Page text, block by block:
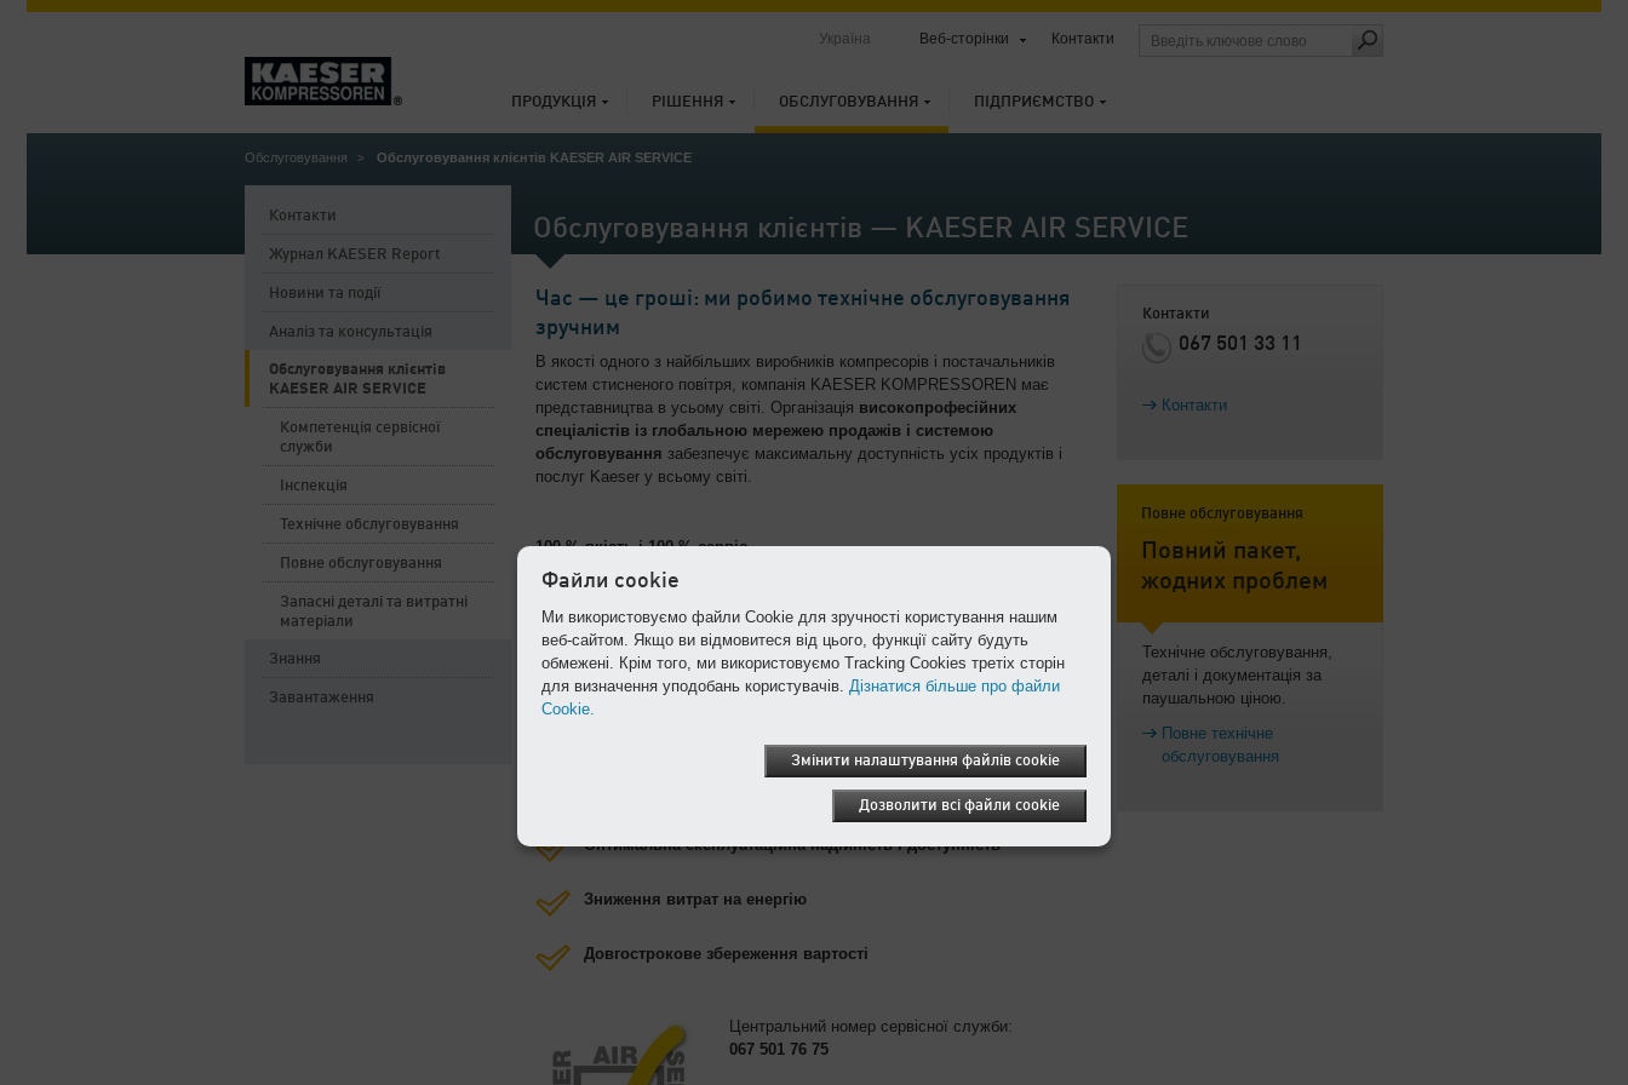
ПРОДУКЦІЯ РІШЕННЯ ОБСЛУГОВУВАННЯ ПІДПРИЄМСТВО
Україна Веб-сторінки Контакти
Обслуговування Обслуговування клієнтів KAESER AIR SERVICE
Обслуговування клієнтів — KAESER AIR SERVICE
Контакти
Журнал KAESER Report
Новини та події
Аналіз та консультація
Обслуговування клієнтів
KAESER AIR SERVICE
Компетенція сервісної
служби
Інспекція
Технічне обслуговування
Повне обслуговування
Запасні деталі та витратні
матеріали
Знання
Завантаження
Час — це гроші: ми робимо технічне обслуговування
зручним
В якості одного з найбільших виробників компресорів і постачальників
систем стисненого повітря, компанія KAESER KOMPRESSOREN має
представництва в усьому світі. Організація високопрофесійних
спеціалістів із глобальною мережею продажів і системою
обслуговування забезпечує максимальну доступність усіх продуктів і
послуг Kaeser у всьому світі.
100 % якість і 100 % сервіс
Одна з важливіших вимог до постачання стисненого повітря в
промисловості — максимальна доступність
найкращих і найефективніших компонентів лише за умови якісного
обслуговування. Високоякісне обслуговування забезпечує надійність
постачання стисненого повітря й високий рівень безпеки
виробництва.
Кваліфікований технічний персонал
Оптимальна експлуатаційна надійність і доступність
Зниження витрат на енергію
Довгострокове збереження вартості
Центральний номер сервісної служби:
067 501 76 75
Контакти
067 501 33 11
Контакти
Повне обслуговування
Повний пакет,
жодних проблем
Технічне обслуговування,
деталі і документація за
паушальною ціною.
Повне технічне
обслуговування
Файли cookie
Ми використовуємо файли Cookie для зручності користування нашим
веб-сайтом. Якщо ви відмовитеся від цього, функції сайту будуть
обмежені. Крім того, ми використовуємо Tracking Cookies третіх сторін
для визначення уподобань користувачів. Дізнатися більше про файли
Cookie.
Змінити налаштування файлів cookie
Дозволити всі файли cookie